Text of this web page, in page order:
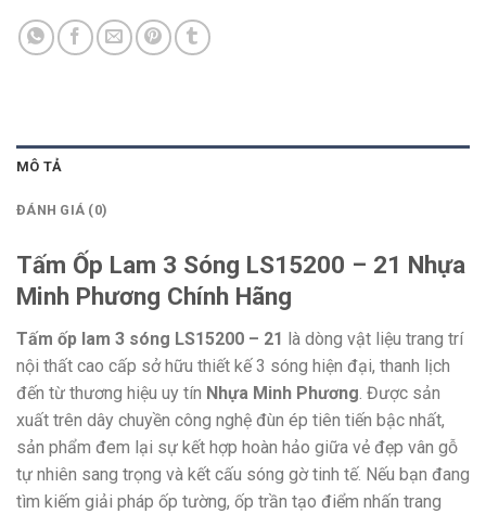
MÔ TẢ
ĐÁNH GIÁ (0)
Tấm Ốp Lam 3 Sóng LS15200 – 21 Nhựa
Minh Phương Chính Hãng
Tấm ốp lam 3 sóng LS15200 – 21 là dòng vật liệu trang trí
nội thất cao cấp sở hữu thiết kế 3 sóng hiện đại, thanh lịch
đến từ thương hiệu uy tín Nhựa Minh Phương . Được sản
xuất trên dây chuyền công nghệ đùn ép tiên tiến bậc nhất,
sản phẩm đem lại sự kết hợp hoàn hảo giữa vẻ đẹp vân gỗ
tự nhiên sang trọng và kết cấu sóng gờ tinh tế. Nếu bạn đang
tìm kiếm giải pháp ốp tường, ốp trần tạo điểm nhấn trang